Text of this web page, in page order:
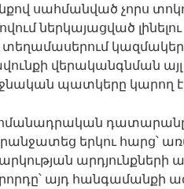
սահմանված չորս
ներկայացված
տեղամասերում
վերականգնման այլ
պատկերը կարող
դատարանը,
երկու հարց՝
այդ հանգամանքի